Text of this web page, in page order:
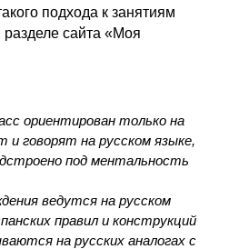
подхода к занятиям
сайта «Моя
ориентирован только на
говорят на русском языке,
под ментальность
ведутся на русском
правил и конструкций
на русских аналогах с